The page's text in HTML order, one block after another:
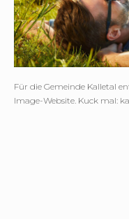
Für die Gemeinde Kalletal
Image-Website. Kuck mal: